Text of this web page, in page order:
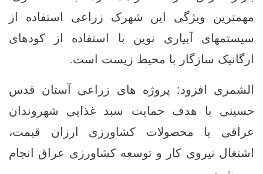
مهمترین ویژگی این شهرک زراعی استفاده از
سیستمهای آبیاری نوین با استفاده از کودهای
ارگانیک سازگار با محیط زیست است.
الشمری افزود: پروژه های زراعی آستان قدس
حسینی با هدف حمایت سبد غذایی شهروندان
عراقی با محصولات کشاورزی ارزان قیمت،
اشتغال نیروی کار و توسعه کشاورزی عراق انجام